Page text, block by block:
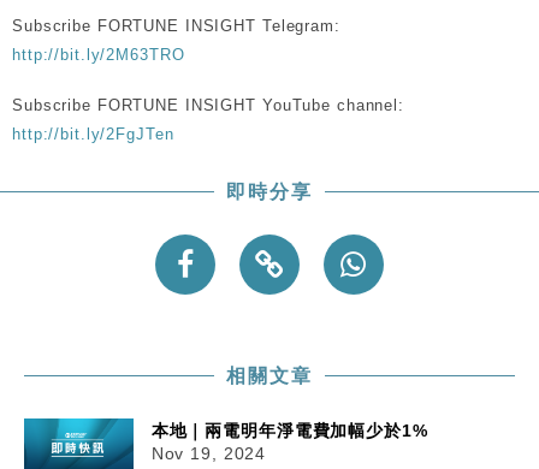
12:44
財經｜日本春季三度入市撐日圓 4月單日斥6.28萬億
日圓干預創新高
11:12
國際｜特朗普料美伊戰事快結束 承認部分彈藥庫存緊
張
司
Subscribe FORTUNE INSIGHT Telegram:
http://bit.ly/2M63TRO
Subscribe FORTUNE INSIGHT YouTube channel:
http://bit.ly/2FgJTen
即時分享
相關文章
本地｜兩電明年淨電費加幅少於1%
Nov 19, 2024